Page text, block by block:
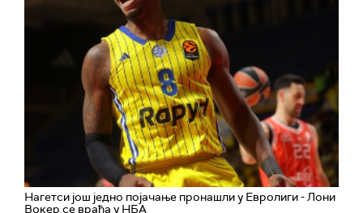
Нагетси још једно појачање пронашли у Евролиги - Лони
Вокер се враћа у НБА